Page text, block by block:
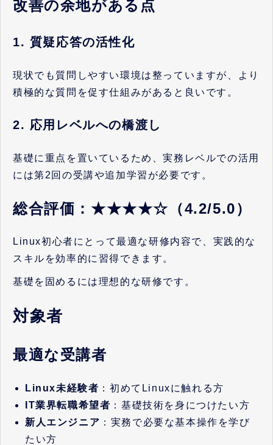
改善の余地がある点
1. 質疑応答の活性化
現状でも質問しやすい環境は整っていますが、より
積極的な質問を促す仕組みがあると良いです。
2. 応用レベルへの橋渡し
基礎に重点を置いているため、実務レベルでの活用
には第2回の受講や追加学習が必要です。
総合評価：★★★★☆（4.2/5.0）
Linux初心者にとって最適な研修内容で、実践的な
スキルを効率的に習得できます。
基礎を固めるには理想的な研修です。
対象者
最適な受講者
Linux未経験者 ：初めてLinuxに触れる方
IT業界転職希望者 ：基礎技術を身につけたい方
新人エンジニア ：実務で必要な基本操作を学び
たい方